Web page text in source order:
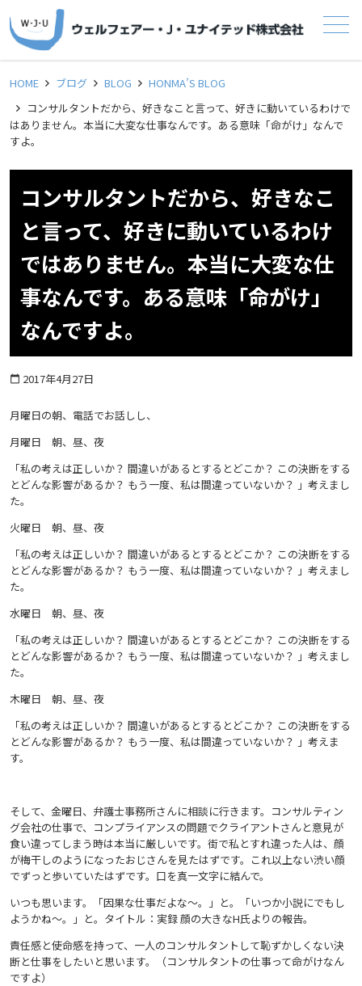
メニュー
HOME ブログ BLOG
HONMA’S BLOG
コンサルタントだから、好きなこと言って、好きに動いているわけで
はありません。本当に大変な仕事なんです。ある意味「命がけ」なんで
すよ。
コンサルタントだから、好きなこ
と言って、好きに動いているわけ
ではありません。本当に大変な仕
事なんです。ある意味「命がけ」
なんですよ。
calendar_today 2017年4月27日
月曜日の朝、電話でお話しし、
月曜日 朝、昼、夜
「私の考えは正しいか？ 間違いがあるとするとどこか？ この決断をする
とどんな影響があるか？ もう一度、私は間違っていないか？ 」考えまし
た。
火曜日 朝、昼、夜
「私の考えは正しいか？ 間違いがあるとするとどこか？ この決断をする
とどんな影響があるか？ もう一度、私は間違っていないか？ 」考えまし
た。
水曜日 朝、昼、夜
「私の考えは正しいか？ 間違いがあるとするとどこか？ この決断をする
とどんな影響があるか？ もう一度、私は間違っていないか？ 」考えまし
た。
木曜日 朝、昼、夜
「私の考えは正しいか？ 間違いがあるとするとどこか？ この決断をする
とどんな影響があるか？ もう一度、私は間違っていないか？ 」考えま
す。
そして、金曜日、弁護士事務所さんに相談に行きます。コンサルティン
グ会社の仕事で、コンプライアンスの問題でクライアントさんと意見が
食い違ってしまう時は本当に厳しいです。街で私とすれ違った人は、顔
が梅干しのようになったおじさんを見たはずです。これ以上ない渋い顔
でずっと歩いていたはずです。口を真一文字に結んで。
いつも思います。「因果な仕事だよな〜。」と。「いつか小説にでもし
ようかね〜。」と。タイトル：実録 顔の大きなH氏よりの報告。
責任感と使命感を持って、一人のコンサルタントして恥ずかしくない決
断と仕事をしたいと思います。（コンサルタントの仕事って命がけなん
ですよ）